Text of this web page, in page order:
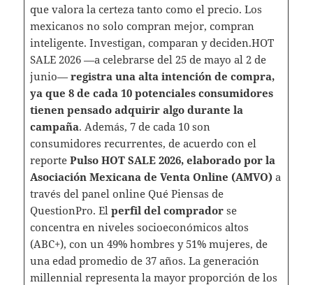
que valora la certeza tanto como el precio. Los
mexicanos no solo compran mejor, compran
inteligente. Investigan, comparan y deciden.HOT
SALE 2026 —a celebrarse del 25 de mayo al 2 de
junio— registra una alta intención de compra,
ya que 8 de cada 10 potenciales consumidores
tienen pensado adquirir algo durante la
campaña. Además, 7 de cada 10 son
consumidores recurrentes, de acuerdo con el
reporte Pulso HOT SALE 2026, elaborado por la
Asociación Mexicana de Venta Online (AMVO)a
través del panel online Qué Piensas de
QuestionPro. El perfil del compradorse
concentra en niveles socioeconómicos altos
(ABC+), con un 49% hombres y 51% mujeres, de
una edad promedio de 37 años. La generación
millennial representa la mayor proporción de los